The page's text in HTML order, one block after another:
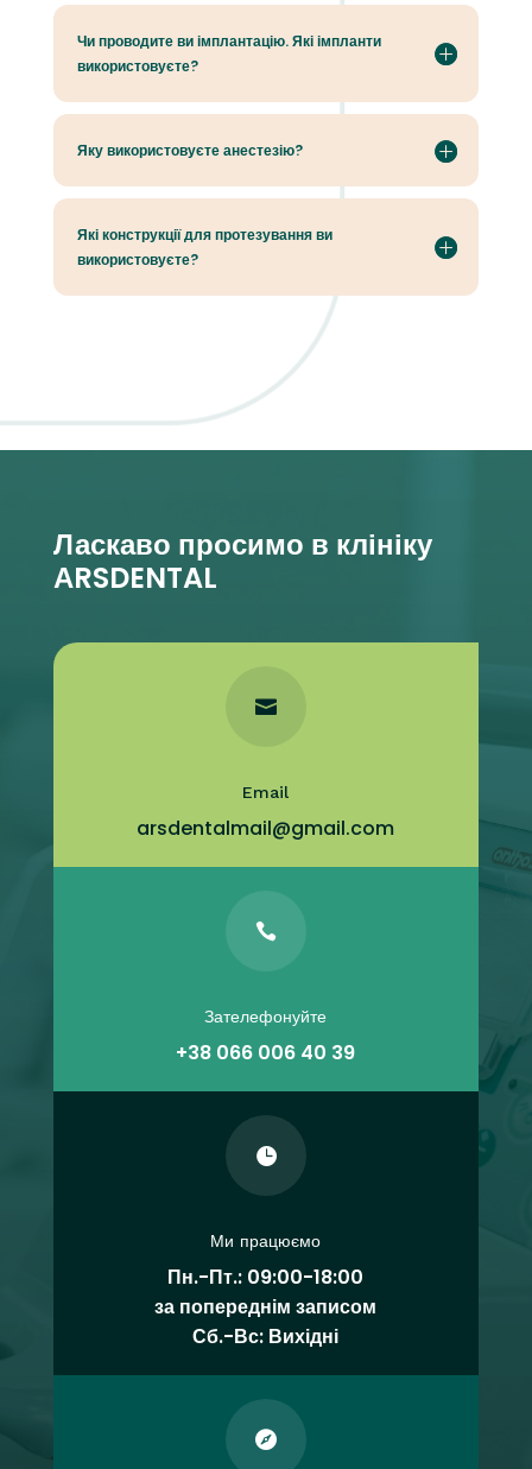
Чи проводите ви імплантацію. Які імпланти
використовуєте?
Яку використовуєте анестезію?
Які конструкції для протезування ви
використовуєте?
Ласкаво просимо в клініку
АRSDENTAL

Email
arsdentalmail@gmail.com

Зателефонуйте
+38 066 006 40 39

Ми працюємо
Пн.-Пт.: 09:00-18:00
за попереднім записом
Сб.-Вс: Вихідні
